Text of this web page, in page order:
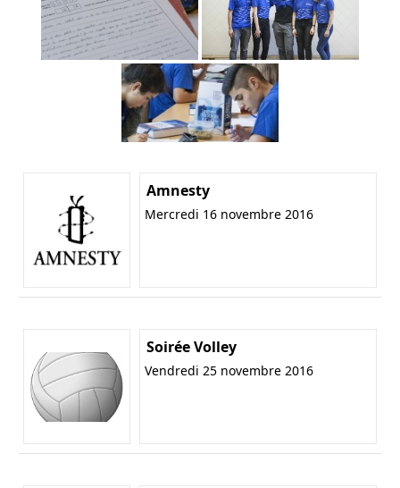
Amnesty
Mercredi 16 novembre 2016
Soirée Volley
Vendredi 25 novembre 2016